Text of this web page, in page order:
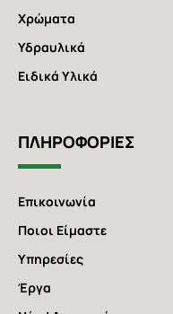
Χρώματα
Υδραυλικά
Ειδικά Υλικά
ΠΛΗΡΟΦΟΡΙΕΣ
Επικοινωνία
Ποιοι Είμαστε
Υπηρεσίες
Έργα